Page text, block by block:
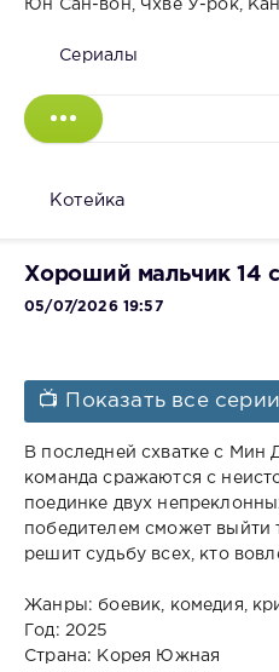
Юн Сан-вон, Чхве У-рок,
Сериалы
Котейка
Хороший мальчик 14
05/07/2026 19:57
📺 Показать все серии
В последней схватке с
команда сражаются с
поединке двух
победителем сможет выйти
решит судьбу всех, кто
Жанры: боевик, комедия,
Год: 2025
Страна: Корея Южная